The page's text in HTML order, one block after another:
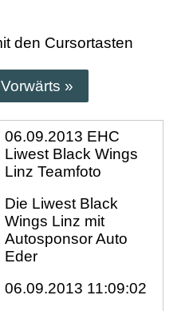
Vorwärts »
06.09.2013 EHC
Liwest Black Wings
Linz Teamfoto
Die Liwest Black
Wings Linz mit
Autosponsor Auto
Eder
06.09.2013 11:09:02